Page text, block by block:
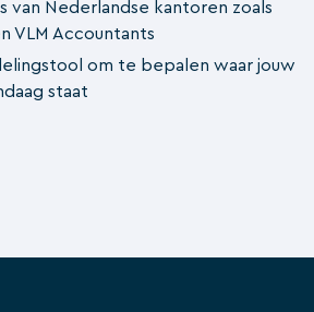
van Nederlandse kantoren zoals
VLM Accountants
om te bepalen waar jouw
staat